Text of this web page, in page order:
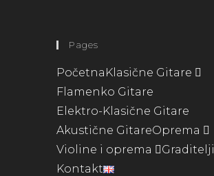
Pages
Početna Klasične Gitare
Flamenko Gitare
Elektro-Klasične Gitare
Akustične GitareOprema
Violine i oprema
Graditelji
Kontakt